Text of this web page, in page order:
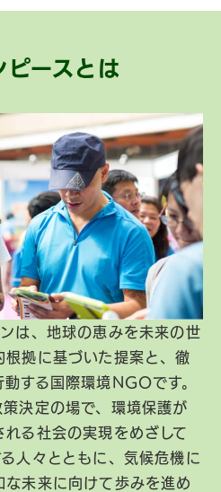
ピースとは
は、地球の恵みを未来の世
拠に基づいた提案と、徹
する国際環境NGOです。
決定の場で、環境保護が
る社会の実現をめざして
人々とともに、気候危機に
未来に向けて歩みを進め